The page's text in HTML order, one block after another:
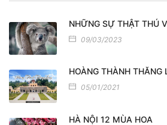
NHỮNG SỰ THẬT THÚ
09/03/2023
HOÀNG THÀNH THĂNG
05/01/2021
HÀ NỘI 12 MÙA HOA